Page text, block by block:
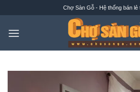
nội
Chợ Sàn Gỗ - Hệ thống bán lẻ